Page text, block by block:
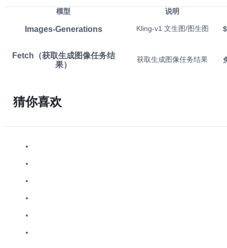
模型 说明
Images-Generations Kling-v1 文生图/图生图
Fetch（获取生成图像任务结
果）
获取生成图像任务结果
猜你喜欢